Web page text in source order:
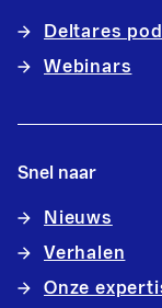
Deltares
Webinars
Snel naar
Nieuws
Verhalen
Onze